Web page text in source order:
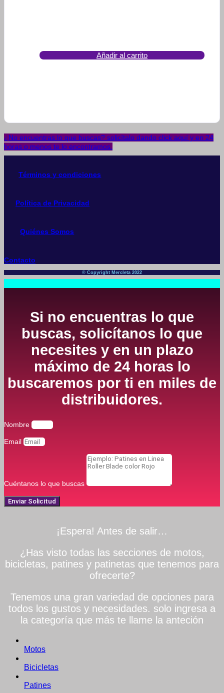
Añadir al carrito
¿No encuentras lo que buscas? solicítalo dando click aquí y en 24
horas o menos te lo encontramos.
Términos y condiciones
Política de Privacidad
Quiénes Somos
Contacto
© Copyright Mercleta 2022
Si no encuentras lo que
buscas, solicítanos lo que
necesites y en un plazo
máximo de 24 horas lo
buscaremos por ti en miles de
distribuidores.
Nombre
Email
Cuéntanos lo que buscas
Enviar Solicitud
¡Espera! Antes de salir…
¿Has visto todas las secciones de motos,
bicicletas, patines y patinetas que tenemos para
ofrecerte?
Tenemos una gran variedad de opciones para
todos los gustos y necesidades. solo ingresa a
la categoría que más te llame la anteción
Motos
Bicicletas
Patines